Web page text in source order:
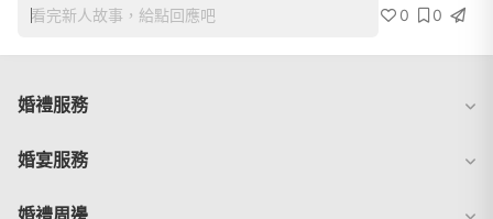
看完新人故事，給點回應吧 0 0
婚禮服務
婚宴服務